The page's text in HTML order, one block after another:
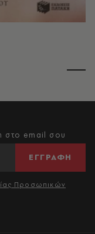
στο email σου
ΕΓΓΡΑΦΗ
Προσωπικών